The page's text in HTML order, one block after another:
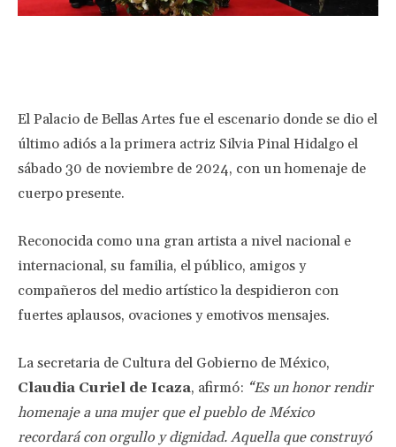
El Palacio de Bellas Artes fue el escenario donde se dio el
último adiós a la primera actriz Silvia Pinal Hidalgo el
sábado 30 de noviembre de 2024, con un homenaje de
cuerpo presente.
Reconocida como una gran artista a nivel nacional e
internacional, su familia, el público, amigos y
compañeros del medio artístico la despidieron con
fuertes aplausos, ovaciones y emotivos mensajes.
La secretaria de Cultura del Gobierno de México,
Claudia Curiel de Icaza, afirmó: “Es un honor rendir
homenaje a una mujer que el pueblo de México
recordará con orgullo y dignidad. Aquella que construyó